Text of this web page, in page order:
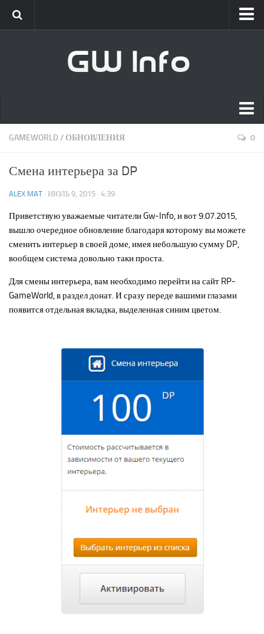
Новости
Интервью
Клиент
[GW] Info
Live
Новости
Конкурсы
Главная
Вакансии
GAMEWORLD /ОБНОВЛЕНИЯ 0
Смена интерьера за DP
ALEX MAT · ИЮЛЬ 9, 2015 · 4:39
Приветствую уважаемые читатели Gw-Info, и вот 9.07.2015,
вышло очередное обновление благодаря которому вы можете
сменить интерьер в своей доме, имея небольшую сумму DP,
вообщем система довольно таки проста.
Для смены интерьера, вам необходимо перейти на сайт RP-
GameWorld, в раздел донат. И сразу переде вашими глазами
появится отдельная вкладка, выделенная синим цветом.